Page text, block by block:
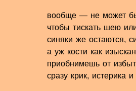
вообще — не может
чтобы тискать шею
синяки же остаются,
а уж кости как
приобнимешь от
сразу крик, истерика и